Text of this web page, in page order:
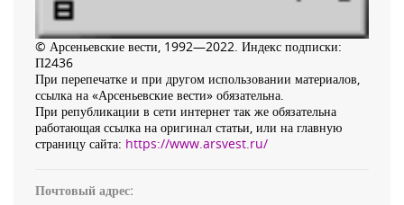
© Арсеньевские вести, 1992—2022. Индекс подписки:
П2436
При перепечатке и при другом использовании материалов,
ссылка на «Арсеньевские вести» обязательна.
При републикации в сети интернет так же обязательна
работающая ссылка на оригинал статьи, или на главную
страницу сайта: https://www.arsvest.ru/
Почтовый адрес: